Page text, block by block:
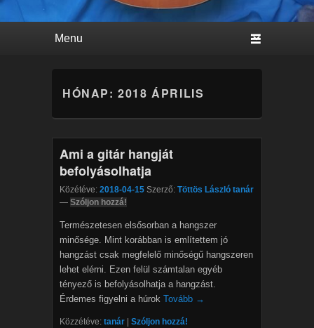
HÓNAP:2018 ÁPRILIS
Ami a gitár hangját
befolyásolhatja
Közétéve: 2018-04-15 Szerző: Töttös László tanár
— Szóljon hozzá!
Természetesen elsősorban a hangszer
minősége. Mint korábban is említettem jó
hangzást csak megfelelő minőségű hangszeren
lehet elérni. Ezen felül számtalan egyéb
tényező is befolyásolhatja a hangzást.
Érdemes figyelni a húrok Tovább →
Közzétéve: tanár | Szóljon hozzá!